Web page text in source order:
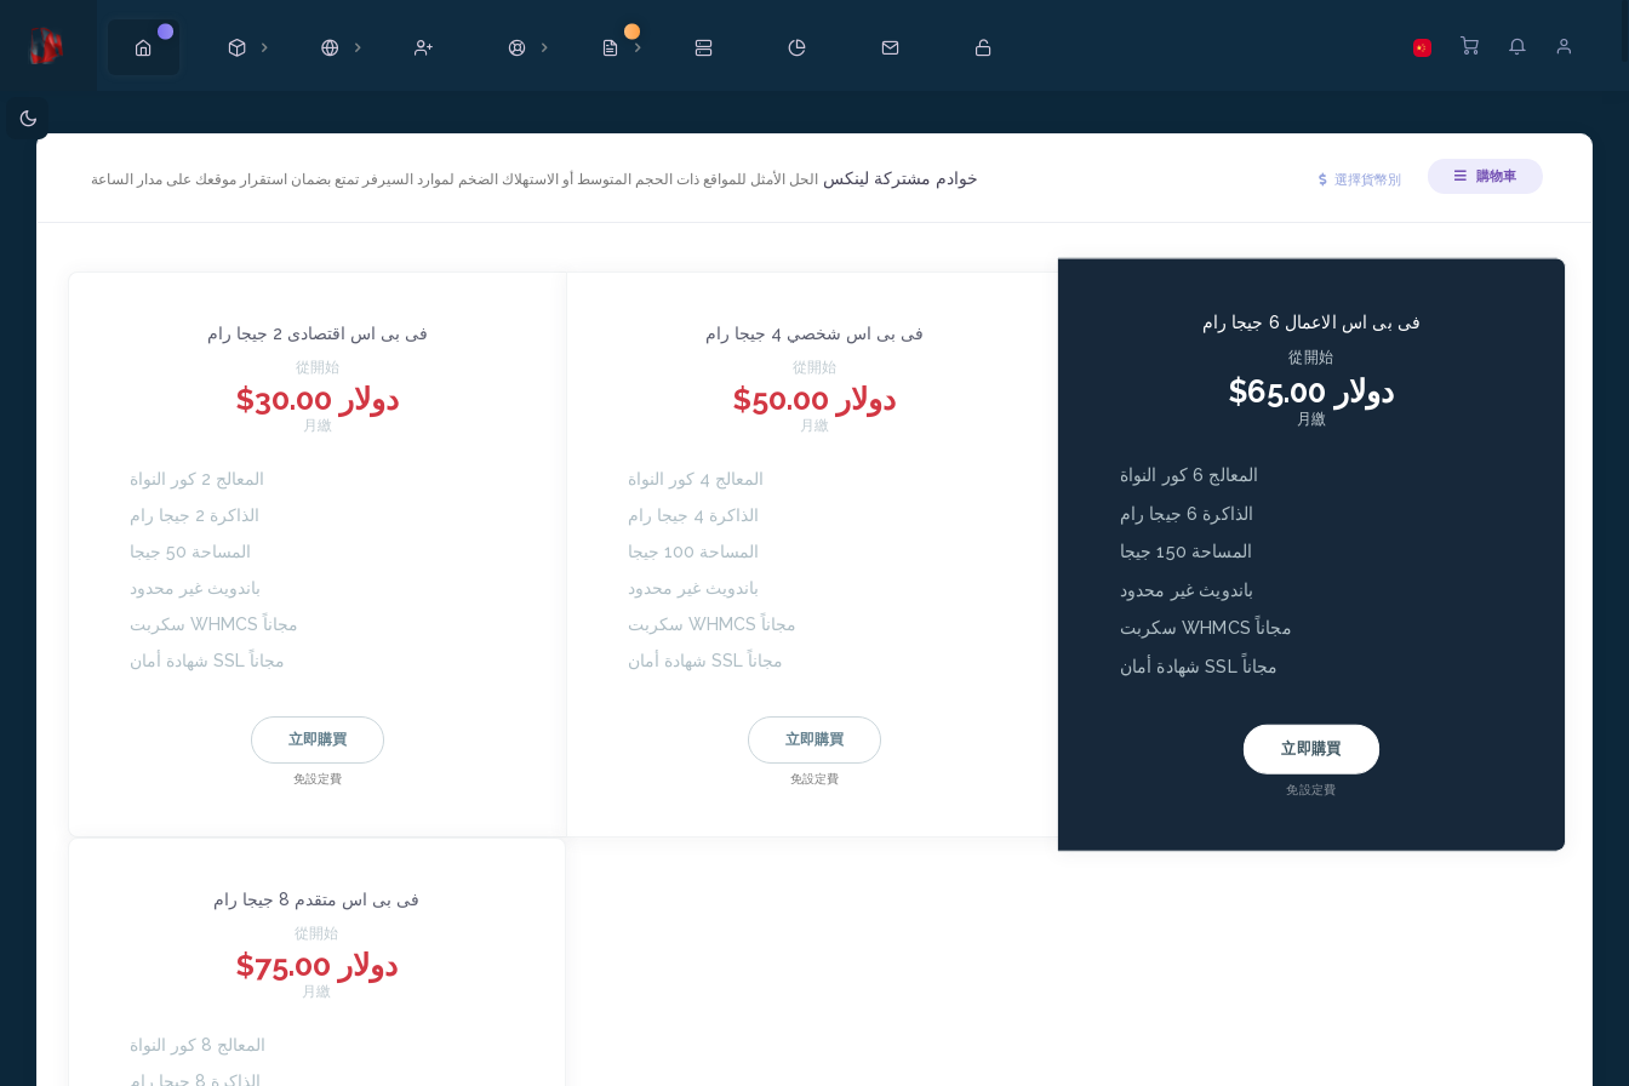
新 新
خوادم مشتركة لينكس الحل الأمثل للمواقع ذات الحجم المتوسط أو الاستهلاك الضخم لموارد السيرفر تمتع بضمان استقرار موقعك على مدار الساعة 選擇貨幣別 購物車
فى بى اس اقتصادى 2 جيجا رام
從開始
$30.00 دولار
月繳
المعالج 2 كور النواة
الذاكرة 2 جيجا رام
المساحة 50 جيجا
باندويث غير محدود
سكربت WHMCS مجاناً
شهادة أمان SSL مجاناً
立即購買
免設定費
فى بى اس شخصي 4 جيجا رام
從開始
$50.00 دولار
月繳
المعالج 4 كور النواة
الذاكرة 4 جيجا رام
المساحة 100 جيجا
باندويث غير محدود
سكربت WHMCS مجاناً
شهادة أمان SSL مجاناً
立即購買
免設定費
فى بى اس الاعمال 6 جيجا رام
從開始
$65.00 دولار
月繳
المعالج 6 كور النواة
الذاكرة 6 جيجا رام
المساحة 150 جيجا
باندويث غير محدود
سكربت WHMCS مجاناً
شهادة أمان SSL مجاناً
立即購買
免設定費
فى بى اس متقدم 8 جيجا رام
從開始
$75.00 دولار
月繳
المعالج 8 كور النواة
الذاكرة 8 جيجا رام